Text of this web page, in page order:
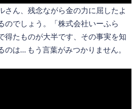
さん、残念ながら金の力に屈したよ
のでしょう。「株式会社いーふら
得たものが大半です、その事実を知
のは… もう言葉がみつかりません。